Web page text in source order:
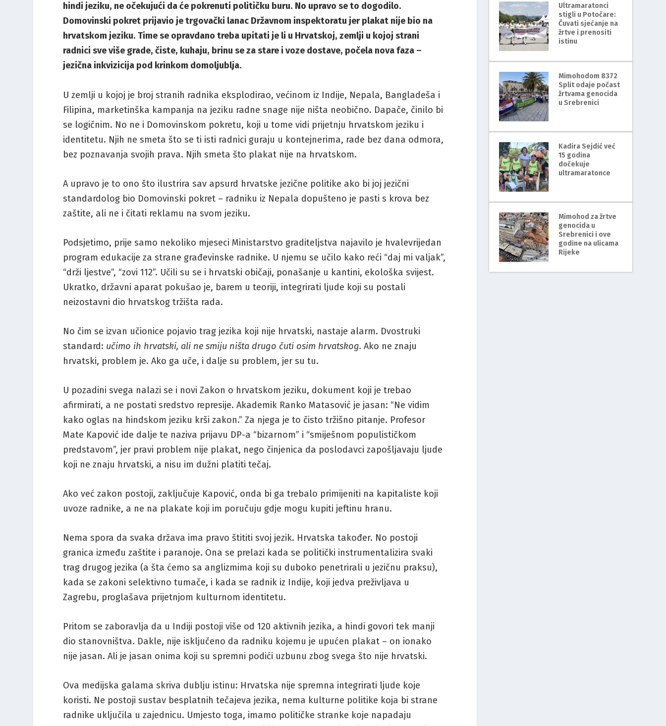
hindi jeziku, ne očekujući da će pokrenuti političku buru. No upravo se to dogodilo.
Domovinski pokret prijavio je trgovački lanac Državnom inspektoratu jer plakat nije bio na
hrvatskom jeziku. Time se opravdano treba upitati je li u Hrvatskoj, zemlji u kojoj strani
radnici sve više grade, čiste, kuhaju, brinu se za stare i voze dostave, počela nova faza –
jezična inkvizicija pod krinkom domoljublja.
U zemlji u kojoj je broj stranih radnika eksplodirao, većinom iz Indije, Nepala, Bangladeša i
Filipina, marketinška kampanja na jeziku radne snage nije ništa neobično. Dapače, činilo bi
se logičnim. No ne i Domovinskom pokretu, koji u tome vidi prijetnju hrvatskom jeziku i
identitetu. Njih ne smeta što se ti isti radnici guraju u kontejnerima, rade bez dana odmora,
bez poznavanja svojih prava. Njih smeta što plakat nije na hrvatskom.
A upravo je to ono što ilustrira sav apsurd hrvatske jezične politike ako bi joj jezični
standardolog bio Domovinski pokret – radniku iz Nepala dopušteno je pasti s krova bez
zaštite, ali ne i čitati reklamu na svom jeziku.
Podsjetimo, prije samo nekoliko mjeseci Ministarstvo graditeljstva najavilo je hvalevrijedan
program edukacije za strane građevinske radnike. U njemu se učilo kako reći “daj mi valjak”,
“drži ljestve”, “zovi 112”. Učili su se i hrvatski običaji, ponašanje u kantini, ekološka svijest.
Ukratko, državni aparat pokušao je, barem u teoriji, integrirati ljude koji su postali
neizostavni dio hrvatskog tržišta rada.
No čim se izvan učionice pojavio trag jezika koji nije hrvatski, nastaje alarm. Dvostruki
standard: učimo ih hrvatski, ali ne smiju ništa drugo čuti osim hrvatskog. Ako ne znaju
hrvatski, problem je. Ako ga uče, i dalje su problem, jer su tu.
U pozadini svega nalazi se i novi Zakon o hrvatskom jeziku, dokument koji je trebao
afirmirati, a ne postati sredstvo represije. Akademik Ranko Matasović je jasan: “Ne vidim
kako oglas na hindskom jeziku krši zakon.” Za njega je to čisto tržišno pitanje. Profesor
Mate Kapović ide dalje te naziva prijavu DP-a “bizarnom” i “smiješnom populističkom
predstavom”, jer pravi problem nije plakat, nego činjenica da poslodavci zapošljavaju ljude
koji ne znaju hrvatski, a nisu im dužni platiti tečaj.
Ako već zakon postoji, zaključuje Kapović, onda bi ga trebalo primijeniti na kapitaliste koji
uvoze radnike, a ne na plakate koji im poručuju gdje mogu kupiti jeftinu hranu.
Nema spora da svaka država ima pravo štititi svoj jezik. Hrvatska također. No postoji
granica između zaštite i paranoje. Ona se prelazi kada se politički instrumentalizira svaki
trag drugog jezika (a šta ćemo sa anglizmima koji su duboko penetrirali u jezičnu praksu),
kada se zakoni selektivno tumače, i kada se radnik iz Indije, koji jedva preživljava u
Zagrebu, proglašava prijetnjom kulturnom identitetu.
Pritom se zaboravlja da u Indiji postoji više od 120 aktivnih jezika, a hindi govori tek manji
dio stanovništva. Dakle, nije isključeno da radniku kojemu je upućen plakat – on ionako
nije jasan. Ali je jasan onima koji su spremni podići uzbunu zbog svega što nije hrvatski.
Ova medijska galama skriva dublju istinu: Hrvatska nije spremna integrirati ljude koje
koristi. Ne postoji sustav besplatnih tečajeva jezika, nema kulturne politike koja bi strane
radnike uključila u zajednicu. Umjesto toga, imamo političke stranke koje napadaju
Ultramaratonci
stigli u Potočare:
Čuvati sjećanje na
žrtve i prenositi
istinu
Mimohodom 8372
Split odaje počast
žrtvama genocida
u Srebrenici
Kadira Sejdić već
15 godina
dočekuje
ultramaratonce
Mimohod za žrtve
genocida u
Srebrenici i ove
godine na ulicama
Rijeke